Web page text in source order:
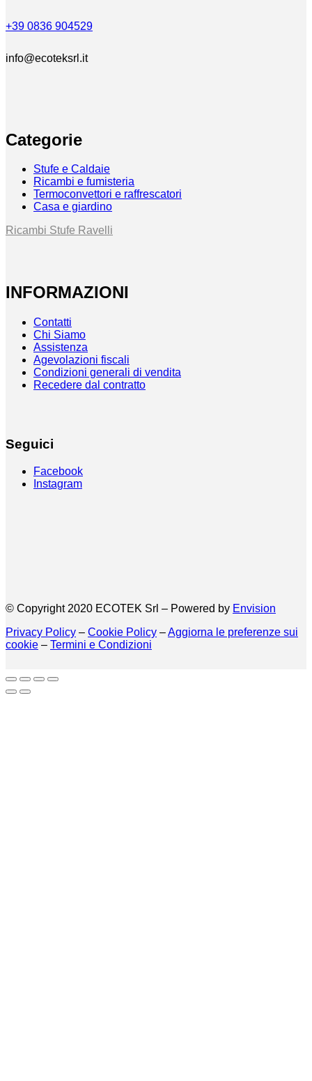
+39 0836 904529
info@ecoteksrl.it
Categorie
Stufe e Caldaie
Ricambi e fumisteria
Termoconvettori e raffrescatori
Casa e giardino
Ricambi Stufe Ravelli
INFORMAZIONI
Contatti
Chi Siamo
Assistenza
Agevolazioni fiscali
Condizioni generali di vendita
Recedere dal contratto
Seguici
Facebook
Instagram
© Copyright 2020 ECOTEK Srl – Powered by Envision
Privacy Policy – Cookie Policy –Aggiorna le preferenze sui
cookie – Termini e Condizioni